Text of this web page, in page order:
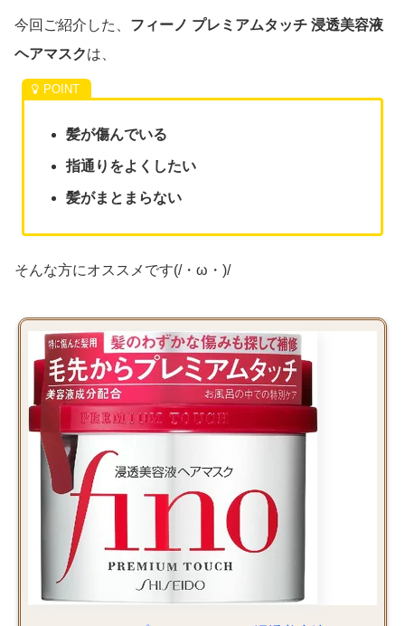
今回ご紹介した、 フィーノ プレミアムタッチ 浸透美容液
ヘアマスクは、
髪が傷んでいる
指通りをよくしたい
髪がまとまらない
そんな方にオススメです(/・ω・)/